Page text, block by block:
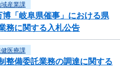
産業課
「岐阜県催事」における県
務に関する入札公告
医療課
整備委託業務の調達に関する